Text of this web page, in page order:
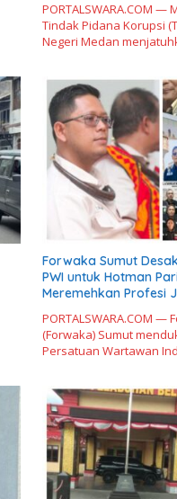
PORTALSWARA.COM
Tindak Pidana Korupsi
Negeri Medan
Forwaka Sumut
PWI untuk Hotman
Meremehkan Profesi
PORTALSWARA.COM
(Forwaka) Sumut
Persatuan Wartawan